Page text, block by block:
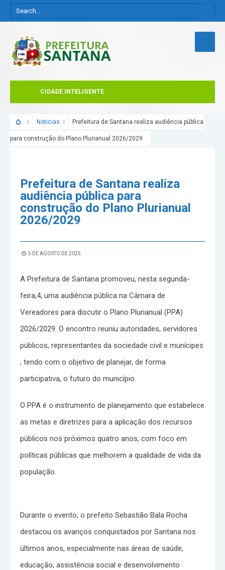
CIDADE INTELIGENTE
Noticias Prefeitura de Santana realiza audiência pública
para construção do Plano Plurianual 2026/2029
Prefeitura de Santana realiza
audiência pública para
construção do Plano Plurianual
2026/2029
5 DE AGOSTO DE 2025
A Prefeitura de Santana promoveu, nesta segunda-
feira,4, uma audiência pública na Câmara de
Vereadores para discutir o Plano Plurianual (PPA)
2026/2029. O encontro reuniu autoridades, servidores
públicos, representantes da sociedade civil e munícipes
, tendo com o objetivo de planejar, de forma
participativa, o futuro do município.
O PPA é o instrumento de planejamento que estabelece
as metas e diretrizes para a aplicação dos recursos
públicos nos próximos quatro anos, com foco em
políticas públicas que melhorem a qualidade de vida da
população.
Durante o evento, o prefeito Sebastião Bala Rocha
destacou os avanços conquistados por Santana nos
últimos anos, especialmente nas áreas de saúde,
educação, assistência social e desenvolvimento